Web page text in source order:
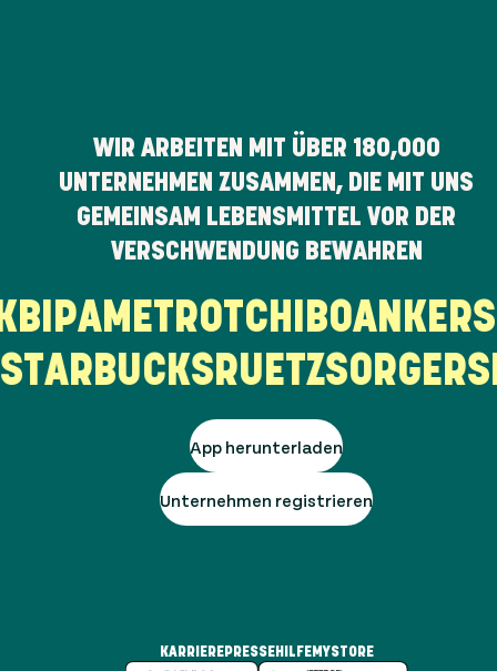
WIR ARBEITEN MIT ÜBER 180,000
UNTERNEHMEN ZUSAMMEN, DIE MIT UNS
GEMEINSAM LEBENSMITTEL VOR DER
VERSCHWENDUNG BEWAHREN
BIPA METROTCHIBO ANKER
RUETZSORGER
App herunterladen
Unternehmen registrieren
KARRIEREPRESSEHILFEMYSTORE